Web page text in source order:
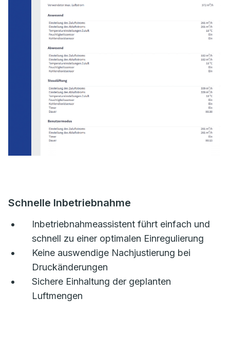
Schnelle Inbetriebnahme
Inbetriebnahmeassistent führt einfach und
schnell zu einer optimalen Einregulierung
Keine auswendige Nachjustierung bei
Druckänderungen
Sichere Einhaltung der geplanten
Luftmengen